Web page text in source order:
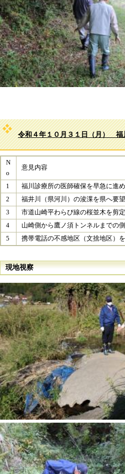
令和４年１０月３１日（月） 福
N
o
意見内容
1
福川診療所の医師確保を早急に進め
2
福井川（県河川）の浚渫を県へ要望
3
市道山崎平わらび線の桜並木を剪定
4
山崎側から鷹ノ須トンネルまでの
5
携帯電話の不感地区（文捨地区）
現地視察